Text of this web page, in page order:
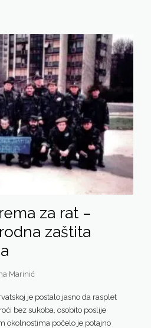
za rat –
zaštita
Marinić
je postalo jasno da rasplet
bez sukoba, osobito poslije
okolnostima počelo je potajno